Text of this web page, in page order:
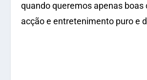
quando queremos apenas boas
acção e entretenimento puro e